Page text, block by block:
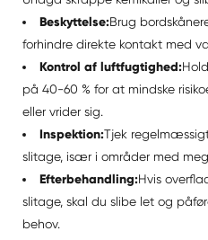
Beskyttelse:Brug
forhindre direkte kontakt med
Kontrol af luftfugtighed:
på 40-60 % for at mindske
eller vrider sig.
Inspektion:Tjek
slitage, især i områder med
Efterbehandling:Hvis
slitage, skal du slibe let og
behov.